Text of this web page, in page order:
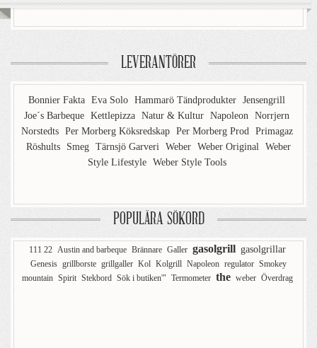
LEVERANTÖRER
Bonnier Fakta Eva Solo Hammarö Tändprodukter Jensengrill
Joe´s Barbeque Kettlepizza Natur & Kultur Napoleon Norrjern
Norstedts Per Morberg Köksredskap Per Morberg Prod Primagaz
Röshults
Smeg Tärnsjö Garveri Weber Weber Original Weber
Style Lifestyle Weber Style Tools
POPULÄRA SÖKORD
111 22 Austin and barbeque Brännare Galler gasolgrill gasolgrillar
Genesis grillborste grillgaller Kol Kolgrill Napoleon regulator Smokey
mountain Spirit Stekbord Sök i butiken'" Termometer the weber Överdrag